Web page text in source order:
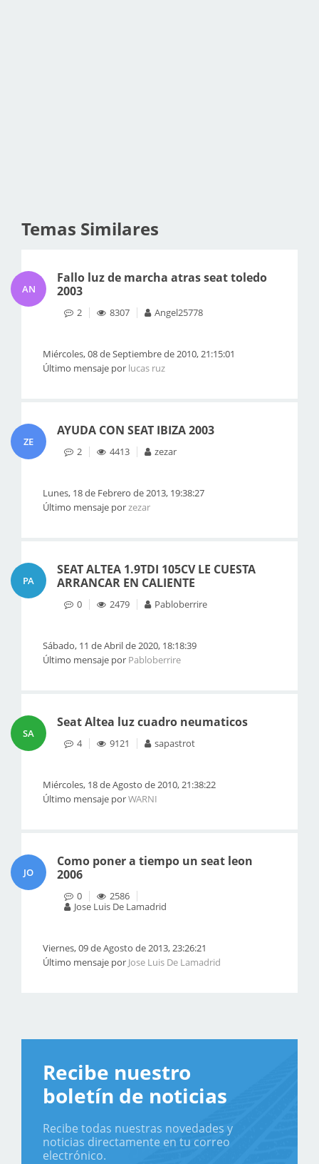
Temas Similares
AN
Fallo luz de marcha atras seat toledo
2003
2 8307 Angel25778
Miércoles, 08 de Septiembre de 2010, 21:15:01
Último mensaje por lucas ruz
ZE
AYUDA CON SEAT IBIZA 2003
2 4413 zezar
Lunes, 18 de Febrero de 2013, 19:38:27
Último mensaje porzezar
PA
SEAT ALTEA 1.9TDI 105CV LE CUESTA
ARRANCAR EN CALIENTE
0 2479 Pabloberrire
Sábado, 11 de Abril de 2020, 18:18:39
Último mensaje por Pabloberrire
SA
Seat Altea luz cuadro neumaticos
4 9121 sapastrot
Miércoles, 18 de Agosto de 2010, 21:38:22
Último mensaje porWARNI
JO
Como poner a tiempo un seat leon
2006
0
2586
Jose Luis De Lamadrid
Viernes, 09 de Agosto de 2013, 23:26:21
Último mensaje por Jose Luis De Lamadrid
Recibe nuestro
boletín de noticias
Recibe todas nuestras novedades y
noticias directamente en tu correo
electrónico.